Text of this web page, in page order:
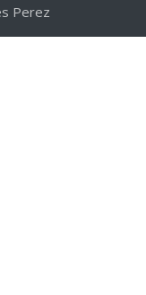
Perez